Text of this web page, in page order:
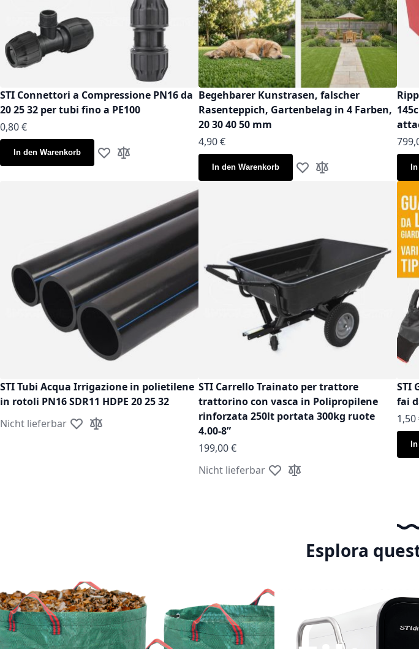
STI Connettori a Compressione PN16 da
20 25 32 per tubi fino a PE100
Ab
0,80 €
In den Warenkorb Zur Wunschliste hinzufügen
Zur Vergleichsliste hinzufügen
Begehbarer Kunstrasen, falscher
Rasenteppich, Gartenbelag in 4 Farben,
20 30 40 50 mm
Ab
4,90 €
In den Warenkorb Zur Wunschliste
Zur Vergleichsliste
STI Tubi Acqua Irrigazione in polietilene
in rotoli PN16 SDR11 HDPE 20 25 32
Nicht lieferbar Zur Wunschliste hinzufügen
Zur Vergleichsliste hinzufügen
STI Carrello Trainato per trattore
trattorino con vasca in Polipropilene
rinforzata 250lt portata 300kg ruote
4.00-8”
199,00 €
Nicht lieferbar Zur Wunschliste hinzufügen
Zur Vergleichsliste hinzufügen
STI
fai
Ab
1,50
Esplora